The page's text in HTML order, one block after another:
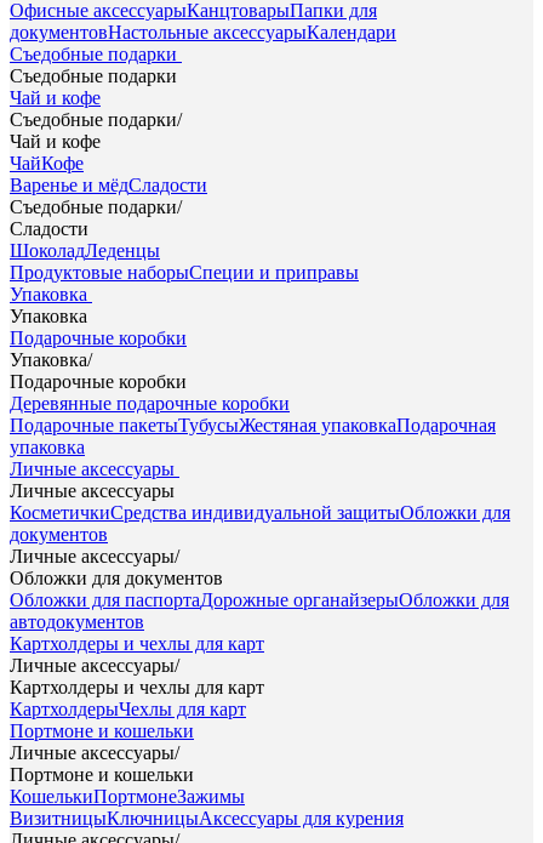
Офисные аксессуарыКанцтоварыПапки для
документовНастольные аксессуарыКалендари
Съедобные подарки
Съедобные подарки
Чай и кофе
Съедобные подарки/
Чай и кофе
ЧайКофе
Варенье и мёдСладости
Съедобные подарки/
Сладости
ШоколадЛеденцы
Продуктовые наборыСпеции и приправы
Упаковка
Упаковка
Подарочные коробки
Упаковка/
Подарочные коробки
Деревянные подарочные коробки
Подарочные пакетыТубусыЖестяная упаковкаПодарочная
упаковка
Личные аксессуары
Личные аксессуары
КосметичкиСредства индивидуальной защитыОбложки для
документов
Личные аксессуары/
Обложки для документов
Обложки для паспортаДорожные органайзерыОбложки для
автодокументов
Картхолдеры и чехлы для карт
Личные аксессуары/
Картхолдеры и чехлы для карт
КартхолдерыЧехлы для карт
Портмоне и кошельки
Личные аксессуары/
Портмоне и кошельки
КошелькиПортмонеЗажимы
ВизитницыКлючницыАксессуары для курения